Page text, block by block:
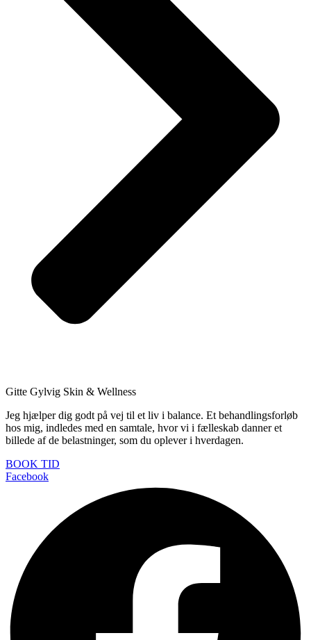
Gitte Gylvig Skin & Wellness
Jeg hjælper dig godt på vej til et liv i balance. Et behandlingsforløb
hos mig, indledes med en samtale, hvor vi i fælleskab danner et
billede af de belastninger, som du oplever i hverdagen.
BOOK TID
Facebook